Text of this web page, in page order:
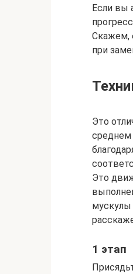
Если вы
Скажем,
при
Это
среднем
Это
мускулы
1 этап